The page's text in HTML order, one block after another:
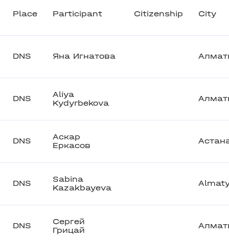
Place Participant Citizenship City
DNS Яна Игнатова
DNS
Aliya
Kydyrbekova
DNS
Аскар
Еркасов
DNS
Sabina
Kazakbayeva
DNS
Сергей
Грицай